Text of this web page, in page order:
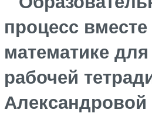
процесс
математике
рабочей
Александровой